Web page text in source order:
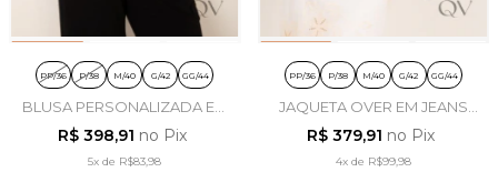
PP/36 P/38 M/40 G/42 GG/44
BLUSA PERSONALIZADA EM
MOLETOM PRETO - LEKAZIS
R$ 398,91 no Pix
5x de R$83,98
PP/36 P/38 M/40 G/42 GG/44
JAQUETA OVER EM JEANS
DENIM - LEKAZIS
R$ 379,91 no Pix
4xde R$99,98